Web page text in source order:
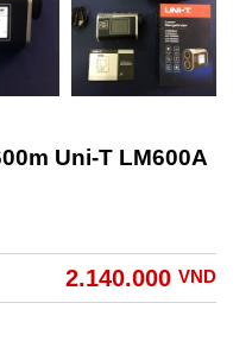
Uni-T LM600A
2.140.000 VND